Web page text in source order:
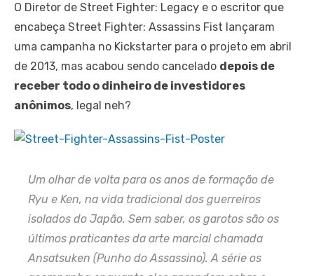
O Diretor de Street Fighter: Legacy e o escritor que
encabeça Street Fighter: Assassins Fist lançaram
uma campanha no Kickstarter para o projeto em abril
de 2013, mas acabou sendo cancelado depois de
receber todo o dinheiro de investidores
anônimos, legal neh?
Um olhar de volta para os anos de formação de
Ryu e Ken, na vida tradicional dos guerreiros
isolados do Japão. Sem saber, os garotos são os
últimos praticantes da arte marcial chamada
Ansatsuken (Punho do Assassino). A série os